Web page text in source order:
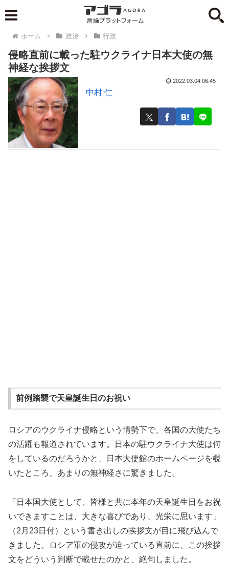
ホーム 政治 行政
侵略直前に載った駐ウクライナ日本大使の無
神経な挨拶文
中村 仁
2022.03.04 06:45
前例踏襲で天皇誕生日のお祝い
ロシアのウクライナ侵略という情勢下で、各国の大使たち
の活躍も報道されています。日本の駐ウクライナ大使は何
をしているのだろうかと、日本大使館のホームページを覗
いたところ、あまりの無神経さに驚きました。
「日本国大使として、皆様と共に本年の天皇誕生日をお祝
いできますことは、大きな喜びであり、光栄に思います」
（2月23日付）という書き出しの挨拶文が目に飛び込んで
きました。ロシア軍の侵攻が迫っている直前に、この挨拶
文をどういう判断で載せたのかと、絶句しました。